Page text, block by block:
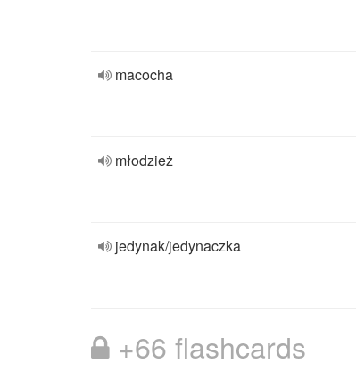
macocha
młodzież
jedynak/jedynaczka
+66 flashcards